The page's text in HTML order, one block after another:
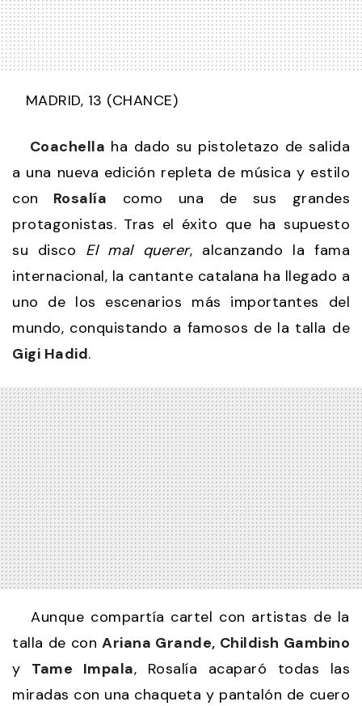
MADRID, 13 (CHANCE)
Coachella ha dado su pistoletazo de salida
a una nueva edición repleta de música y estilo
con Rosalía como una de sus grandes
protagonistas. Tras el éxito que ha supuesto
su disco El mal querer, alcanzando la fama
internacional, la cantante catalana ha llegado a
uno de los escenarios más importantes del
mundo, conquistando a famosos de la talla de
Gigi Hadid.
Aunque compartía cartel con artistas de la
talla de con Ariana Grande, Childish Gambino
y Tame Impala, Rosalía acaparó todas las
miradas con una chaqueta y pantalón de cuero